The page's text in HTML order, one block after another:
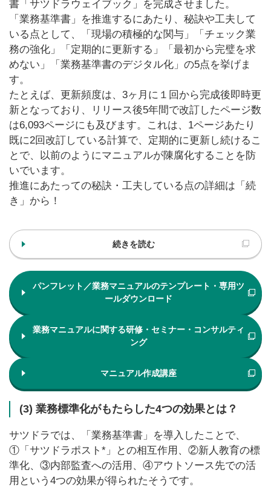
書「サツドラウェイブック」を完成させました。
「業務基準書」を推進するにあたり、秘訣や工夫して
いる点として、「現場の積極的な関与」「チェック業
務の強化」「定期的に更新する」「最初から完璧を求
めない」「業務基準書のデジタル化」の5点を挙げま
す。
たとえば、更新頻度は、3ヶ月に１回から完成後即時更
新となっており、リリース後5年間で改訂したページ数
は6,093ページにも及びます。これは、1ページあたり
既に2回改訂している計算で、定期的に更新し続けるこ
とで、以前のようにマニュアルが陳腐化することを防
いでいます。
推進にあたっての秘訣・工夫している点の詳細は「続
き」から！
続きを読む
パンフレット／業務マニュアルのテンプレート・専用ツ
ールダウンロード
業務マニュアルに関する研修・セミナー・コンサルティ
ング
マニュアル作成講座
(3) 業務標準化がもたらした4つの効果とは？
サツドラでは、「業務基準書」を導入したことで、
①「サツドラポスト*」との相互作用、②新人教育の標
準化、③内部監査への活用、④アウトソース先での活
用という4つの効果が得られたそうです。